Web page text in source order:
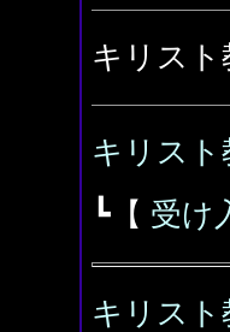
キリスト
キリスト
┗【 受け
キリスト